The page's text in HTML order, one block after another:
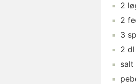
2
2
3
2 dl
salt